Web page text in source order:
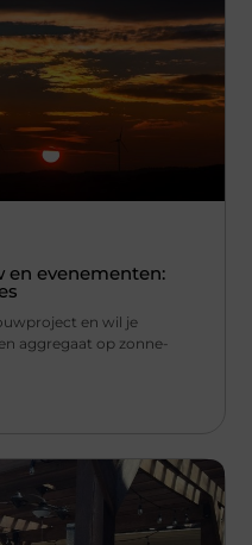
en evenementen:
en wil je
aggregaat op zonne-